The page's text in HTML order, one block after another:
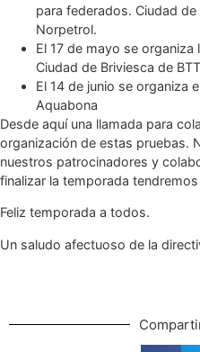
para federados. Ciudad de
Norpetrol.
El 17 de mayo se
Ciudad de Briviesca de
El 14 de junio se organiza
Aquabona
Desde aquí una llamada para
organización de estas pruebas.
nuestros patrocinadores y
finalizar la temporada tendremos
Feliz temporada a todos.
Un saludo afectuoso de la